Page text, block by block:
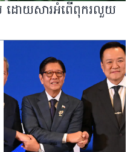
ដោយសារអំពើពុករលួយ